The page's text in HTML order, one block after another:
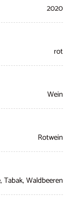
2020
rot
Wein
Rotwein
Tabak, Waldbeeren